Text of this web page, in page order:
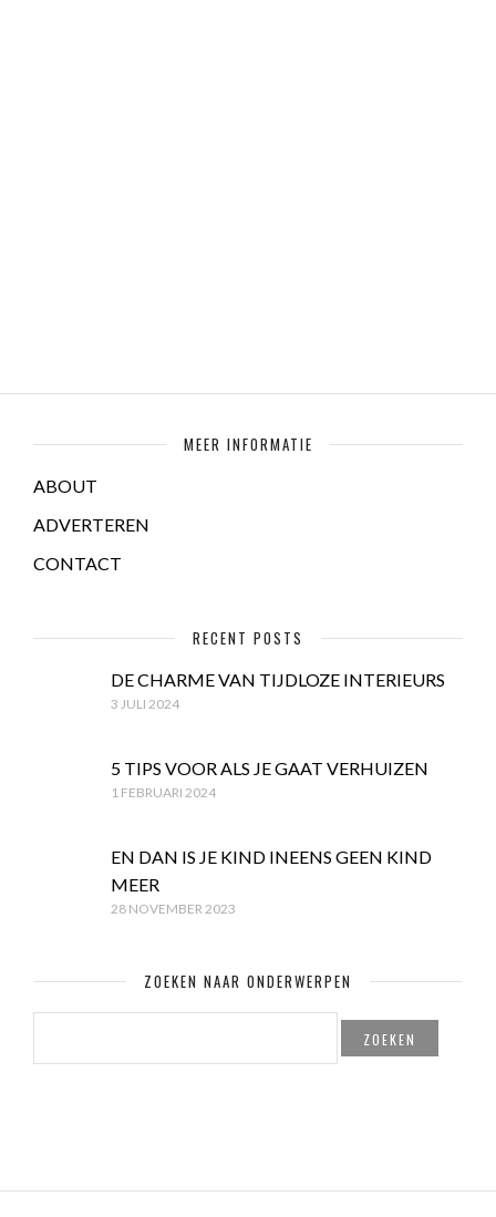
MEER INFORMATIE
ABOUT
ADVERTEREN
CONTACT
RECENT POSTS
DE CHARME VAN TIJDLOZE INTERIEURS
3 JULI 2024
5 TIPS VOOR ALS JE GAAT VERHUIZEN
1 FEBRUARI 2024
EN DAN IS JE KIND INEENS GEEN KIND
MEER
28 NOVEMBER 2023
ZOEKEN NAAR ONDERWERPEN
ZOEKEN